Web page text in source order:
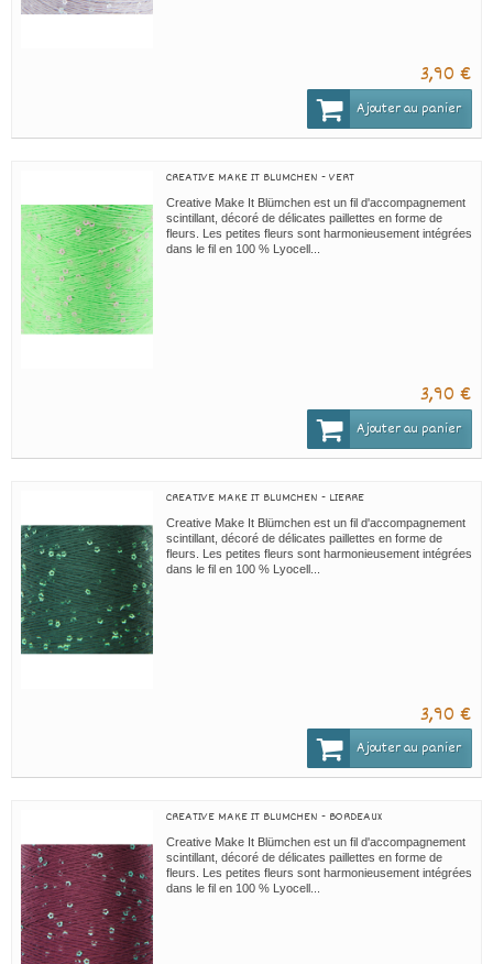
3,90 €
Ajouter au panier
CREATIVE MAKE IT BLUMCHEN - VERT
Creative Make It Blümchen est un fil d'accompagnement
scintillant, décoré de délicates paillettes en forme de
fleurs. Les petites fleurs sont harmonieusement intégrées
dans le fil en 100 % Lyocell...
3,90 €
Ajouter au panier
CREATIVE MAKE IT BLUMCHEN - LIERRE
Creative Make It Blümchen est un fil d'accompagnement
scintillant, décoré de délicates paillettes en forme de
fleurs. Les petites fleurs sont harmonieusement intégrées
dans le fil en 100 % Lyocell...
3,90 €
Ajouter au panier
CREATIVE MAKE IT BLUMCHEN - BORDEAUX
Creative Make It Blümchen est un fil d'accompagnement
scintillant, décoré de délicates paillettes en forme de
fleurs. Les petites fleurs sont harmonieusement intégrées
dans le fil en 100 % Lyocell...